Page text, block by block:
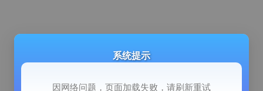
系统提示
因网络问题，页面加载失败，请刷新重试